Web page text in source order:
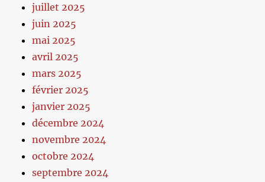
juillet 2025
juin 2025
mai 2025
avril 2025
mars 2025
février 2025
janvier 2025
décembre 2024
novembre 2024
octobre 2024
septembre 2024